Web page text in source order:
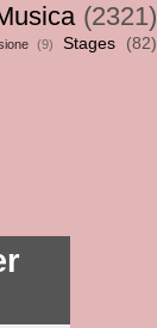
(2321)
(9) Stages (82)